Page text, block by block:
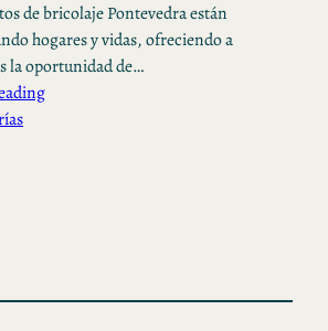
de bricolaje Pontevedra están
hogares y vidas, ofreciendo a
la oportunidad de…